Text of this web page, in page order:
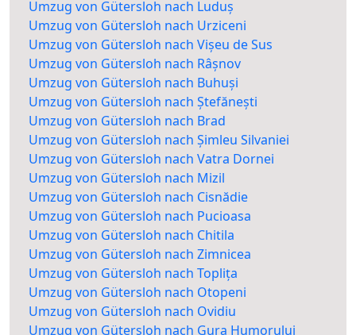
Umzug von Gütersloh nach Luduș
Umzug von Gütersloh nach Urziceni
Umzug von Gütersloh nach Vișeu de Sus
Umzug von Gütersloh nach Râșnov
Umzug von Gütersloh nach Buhuși
Umzug von Gütersloh nach Ștefănești
Umzug von Gütersloh nach Brad
Umzug von Gütersloh nach Șimleu Silvaniei
Umzug von Gütersloh nach Vatra Dornei
Umzug von Gütersloh nach Mizil
Umzug von Gütersloh nach Cisnădie
Umzug von Gütersloh nach Pucioasa
Umzug von Gütersloh nach Chitila
Umzug von Gütersloh nach Zimnicea
Umzug von Gütersloh nach Toplița
Umzug von Gütersloh nach Otopeni
Umzug von Gütersloh nach Ovidiu
Umzug von Gütersloh nach Gura Humorului